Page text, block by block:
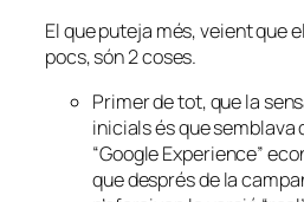
El queputeja més, veient que
pocs, són 2 coses.
Primer de tot, que la
inicials és que semblava
“Google Experience”
que després de la